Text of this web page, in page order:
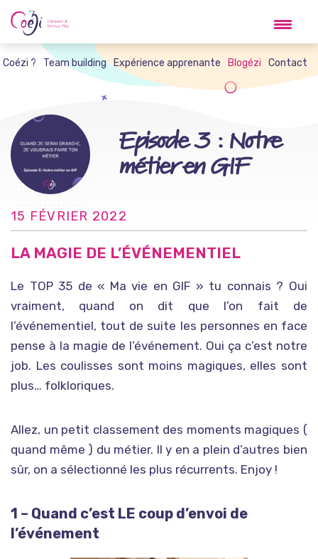
Skip
to
content
? Team building Expérience apprenante Blogézi Contact
Episode 3 : Notre
métier en GIF
15 FÉVRIER 2022
LA MAGIE DE L’ÉVÉNEMENTIEL
Le TOP 35 de « Ma vie en GIF » tu connais ? Oui
vraiment, quand on dit que l’on fait de
l’événementiel, tout de suite les personnes en face
pense à la magie de l’événement. Oui ça c’est notre
job. Les coulisses sont moins magiques, elles sont
plus… folkloriques.
Allez, un petit classement des moments magiques (
quand même ) du métier. Il y en a plein d’autres bien
sûr, on a sélectionné les plus récurrents. Enjoy !
1 – Quand c’est LE coup d’envoi de
l’événement